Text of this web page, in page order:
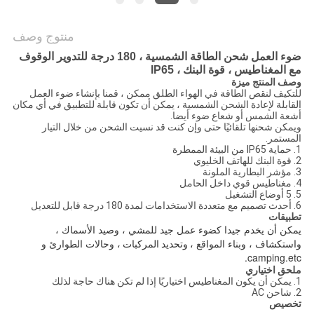
منتوج وصف
ضوء العمل شحن الطاقة الشمسية ، 180 درجة للتدوير الوقوف
مع المغناطيس ، قوة البنك ، IP65
وصف المنتج ميزة
للتكيف لنقص الطاقة في الهواء الطلق ممكن ، قمنا بإنشاء ضوء العمل
القابلة لإعادة الشحن الشمسية ، يمكن أن تكون قابلة للتطبيق في أي مكان
أشعة الشمس أو شعاع ضوء أيضا.
ويمكن شحنها تلقائيًا حتى وإن كنت قد نسيت الشحن من خلال التيار
المستمر.
1. حماية IP65 من البيئة الممطرة
2. قوة البنك للهاتف الخليوي
3. مؤشر البطارية الملونة
4. مغناطيس قوي داخل الحامل
5. 5 أوضاع التشغيل
6. أحدث تصميم مع متعددة الاستخدامات لمدة 180 درجة قابل للتعديل
تطبيقات
يمكن أن يخدم جيدا كضوء عمل جيد للمشي ، وصيد الأسماك ،
واستكشاف ، وبناء المواقع ، وتحديد المركبات ، وحالات الطوارئ و
camping.etc.
ملحق اختياري
1. يمكن أن يكون المغناطيس اختياريًا إذا لم تكن هناك حاجة لذلك
2. شاحن AC
تخصيص